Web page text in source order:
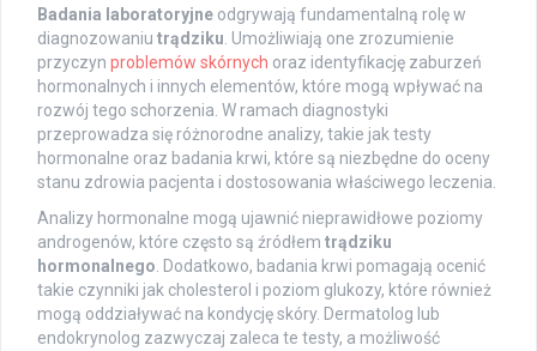
Badania laboratoryjne odgrywają fundamentalną rolę w
diagnozowaniu trądziku . Umożliwiają one zrozumienie
przyczyn problemów skórnych oraz identyfikację zaburzeń
hormonalnych i innych elementów, które mogą wpływać na
rozwój tego schorzenia. W ramach diagnostyki
przeprowadza się różnorodne analizy, takie jak testy
hormonalne oraz badania krwi, które są niezbędne do oceny
stanu zdrowia pacjenta i dostosowania właściwego leczenia.
Analizy hormonalne mogą ujawnić nieprawidłowe poziomy
androgenów, które często są źródłem trądziku
hormonalnego . Dodatkowo, badania krwi pomagają ocenić
takie czynniki jak cholesterol i poziom glukozy, które również
mogą oddziaływać na kondycję skóry. Dermatolog lub
endokrynolog zazwyczaj zaleca te testy, a możliwość